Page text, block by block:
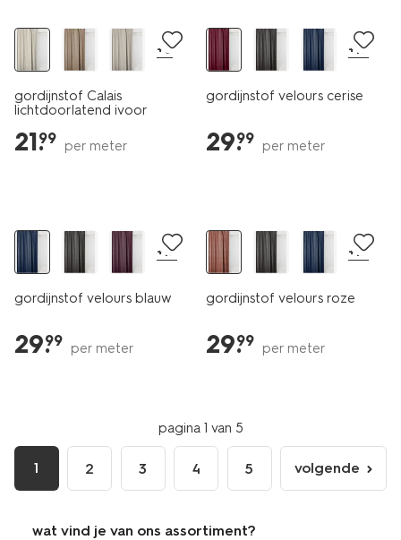
+6
gordijnstof Calais
lichtdoorlatend ivoor
21.
99 per meter
+17
gordijnstof velours cerise
29.
99 per meter
+17
gordijnstof velours blauw
29.
99 per meter
+17
gordijnstof velours roze
29.
99 per meter
pagina 1 van 5
1 2 3 4 5
volgende
pagina
volgende
wat vind je van ons assortiment?